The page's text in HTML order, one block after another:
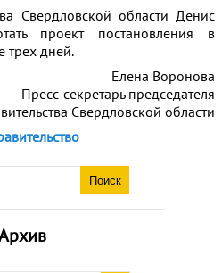
Свердловской области Денис
проект постановления в
трех дней.
Елена Воронова
Пресс-секретарь председателя
Свердловской области